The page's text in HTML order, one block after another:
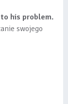
his problem.
swojego